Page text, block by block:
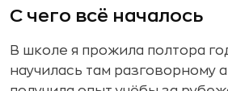
С чего всё началось
В школе я прожила полтора
научилась там разговорному